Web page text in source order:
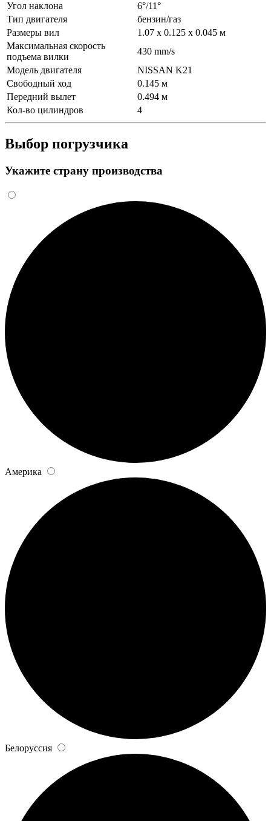
Угол наклона
6°/11°
Тип двигателя
бензин/газ
Размеры вил
1.07 x 0.125 x 0.045 м
Максимальная скорость
подъема вилки
430 mm/s
Модель двигателя
NISSAN K21
Свободный ход
0.145 м
Передний вылет
0.494 м
Кол-во цилиндров
4
Выбор погрузчика
Укажите страну производства
Америка
Белоруссия